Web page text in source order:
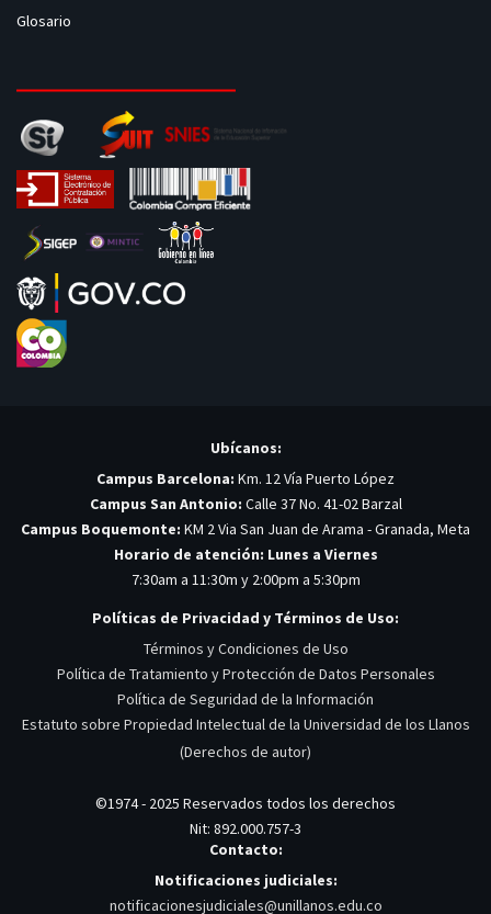
Glosario
Ubícanos:
Campus Barcelona: Km. 12 Vía Puerto López
Campus San Antonio: Calle 37 No. 41-02 Barzal
Campus Boquemonte: KM 2 Via San Juan de Arama - Granada, Meta
Horario de atención: Lunes a Viernes
7:30am a 11:30m y 2:00pm a 5:30pm
Políticas de Privacidad y Términos de Uso:
Términos y Condiciones de Uso
Política de Tratamiento y Protección de Datos Personales
Política de Seguridad de la Información
Estatuto sobre Propiedad Intelectual de la Universidad de los Llanos
(Derechos de autor)
©1974 - 2025 Reservados todos los derechos
Nit: 892.000.757-3
Contacto:
Notificaciones judiciales:
notificacionesjudiciales@unillanos.edu.co